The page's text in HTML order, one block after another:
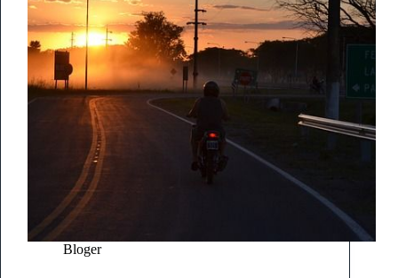
Bloger